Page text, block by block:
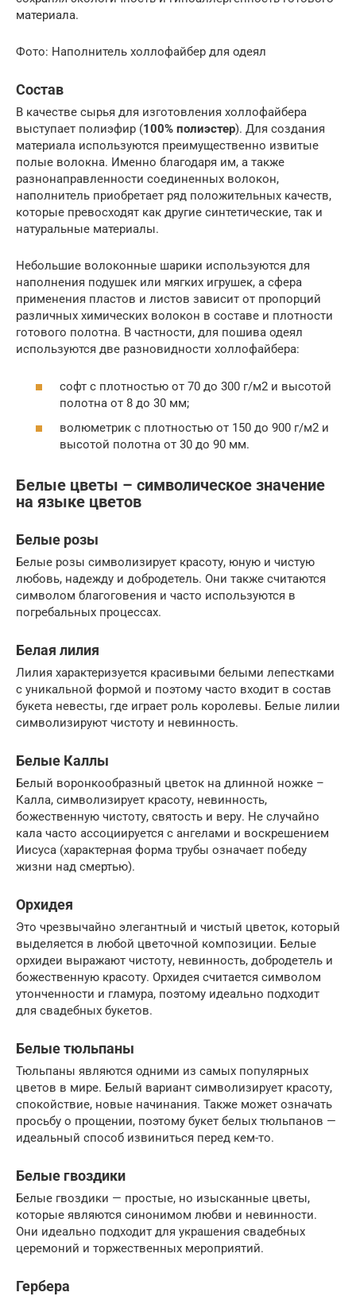
материала.
Фото: Наполнитель холлофайбер для одеял
Состав
В качестве сырья для изготовления холлофайбера
выступает полиэфир (100% полиэстер). Для создания
материала используются преимущественно извитые
полые волокна. Именно благодаря им, а также
разнонаправленности соединенных волокон,
наполнитель приобретает ряд положительных качеств,
которые превосходят как другие синтетические, так и
натуральные материалы.
Небольшие волоконные шарики используются для
наполнения подушек или мягких игрушек, а сфера
применения пластов и листов зависит от пропорций
различных химических волокон в составе и плотности
готового полотна. В частности, для пошива одеял
используются две разновидности холлофайбера:
софт с плотностью от 70 до 300 г/м2 и высотой
полотна от 8 до 30 мм;
волюметрик с плотностью от 150 до 900 г/м2 и
высотой полотна от 30 до 90 мм.
Белые цветы – символическое значение
на языке цветов
Белые розы
Белые розы символизирует красоту, юную и чистую
любовь, надежду и добродетель. Они также считаются
символом благоговения и часто используются в
погребальных процессах.
Белая лилия
Лилия характеризуется красивыми белыми лепестками
с уникальной формой и поэтому часто входит в состав
букета невесты, где играет роль королевы. Белые лилии
символизируют чистоту и невинность.
Белые Каллы
Белый воронкообразный цветок на длинной ножке –
Калла, символизирует красоту, невинность,
божественную чистоту, святость и веру. Не случайно
кала часто ассоциируется с ангелами и воскрешением
Иисуса (характерная форма трубы означает победу
жизни над смертью).
Орхидея
Это чрезвычайно элегантный и чистый цветок, который
выделяется в любой цветочной композиции. Белые
орхидеи выражают чистоту, невинность, добродетель и
божественную красоту. Орхидея считается символом
утонченности и гламура, поэтому идеально подходит
для свадебных букетов.
Белые тюльпаны
Тюльпаны являются одними из самых популярных
цветов в мире. Белый вариант символизирует красоту,
спокойствие, новые начинания. Также может означать
просьбу о прощении, поэтому букет белых тюльпанов —
идеальный способ извиниться перед кем-то.
Белые гвоздики
Белые гвоздики — простые, но изысканные цветы,
которые являются синонимом любви и невинности.
Они идеально подходит для украшения свадебных
церемоний и торжественных мероприятий.
Гербера